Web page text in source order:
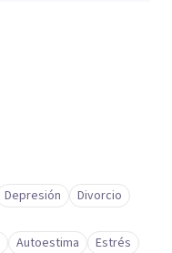
Depresión
Divorcio
Autoestima Estrés